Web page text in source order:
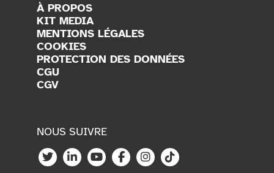
À PROPOS
KIT MEDIA
MENTIONS LÉGALES
COOKIES
PROTECTION DES DONNÉES
CGU
CGV
NOUS SUIVRE